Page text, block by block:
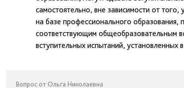
самостоятельно, вне зависимости от
на базе профессионального образования,
соответствующим общеобразовательным
вступительных испытаний, установленных
Вопрос от Ольга Николаевна